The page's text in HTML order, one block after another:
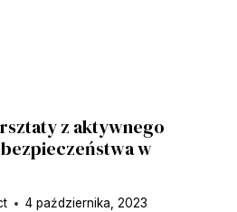
z aktywnego
w
4 października, 2023